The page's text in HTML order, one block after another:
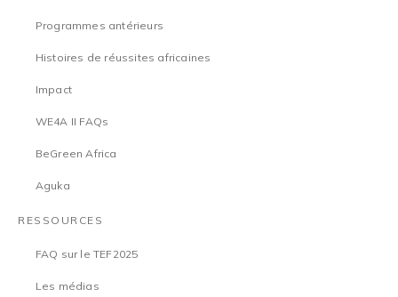
Programmes antérieurs
Histoires de réussites africaines
Impact
WE4A II FAQs
BeGreen Africa
Aguka
RESSOURCES
FAQ sur le TEF2025
Les médias